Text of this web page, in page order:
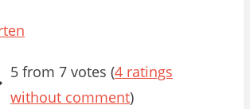
5 from 7 votes (4 ratings
without comment)